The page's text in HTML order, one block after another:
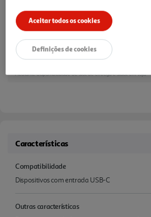
12,99 €
Receba em casa a 11/08/2026, se encomendar até
1h
Recolha em loja Express*
Recolha Drive*
*Mediante disponibilidade de slot de entrega e stock em loja.
Características
Compatibilidade
Dispositivos com entrada USB-C
Outras características
Aceitar todos os cookies
Definições de cookies